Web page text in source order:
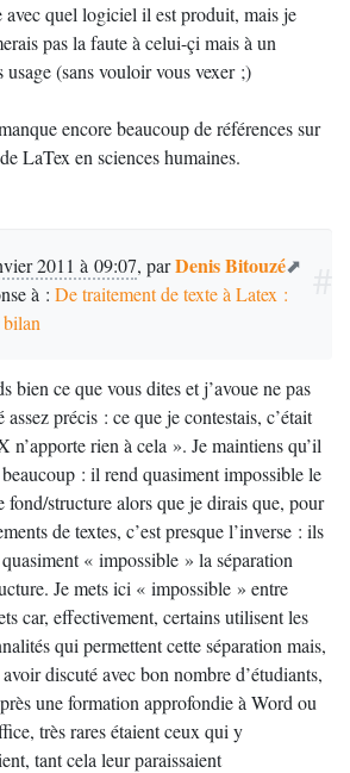
avec quel logiciel il est produit, mais je
pas la faute à celui-çi mais à un
usage (sans vouloir vous vexer ;)
encore beaucoup de références sur
LaTex en sciences humaines.
2011 à 09:07, parDenis Bitouzé
à : De traitement de texte à Latex :
bien ce que vous dites et j’avoue ne pas
assez précis : ce que je contestais, c’était
n’apporte rien à cela ». Je maintiens qu’il
: il rend quasiment impossible le
fond/structure alors que je dirais que, pour
de textes, c’est presque l’inverse : ils
« impossible » la séparation
Je mets ici « impossible » entre
car, effectivement, certains utilisent les
qui permettent cette séparation mais,
discuté avec bon nombre d’étudiants,
une formation approfondie à Word ou
très rares étaient ceux qui y
tant cela leur paraissaient